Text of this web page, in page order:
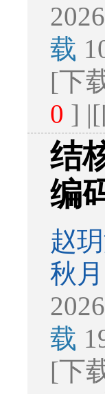
载
[下
0 ] |[
结
编
赵
秋
载
[下